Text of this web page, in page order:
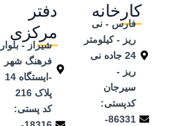
کارخانه
فارس - نی
ریز - کیلومتر
24 جاده نی
ریز -
سیرجان
کدپستی:
86331-
دفتر
مرکزی
شیراز - بلوار
فرهنگ شهر
-ایستگاه 14
پلاک 216
کد پستی: